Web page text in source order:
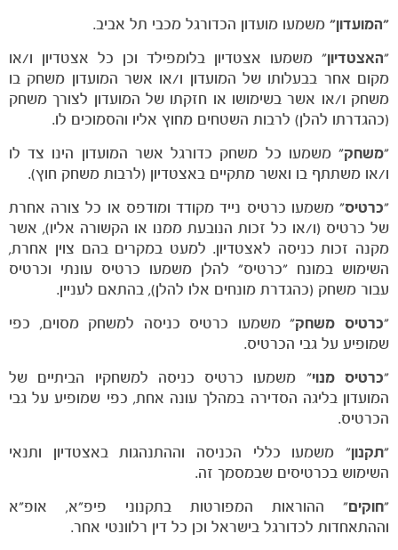
חדשות
"המועדון" משמעו מועדון הכדורגל מכבי תל אביב.
"האצטדיון" משמעו אצטדיון בלומפילד וכן כל אצטדיון ו/או
מקום אחר בבעלותו של המועדון ו/או אשר המועדון משחק בו
משחק ו/או אשר בשימושו או חזקתו של המועדון לצורך משחק
(כהגדרתו להלן) לרבות השטחים מחוץ אליו והסמוכים לו.
"משחק" משמעו כל משחק כדורגל אשר המועדון הינו צד לו
ו/או משתתף בו ואשר מתקיים באצטדיון (לרבות משחק חוץ).
"כרטיס" משמעו כרטיס נייד מקודד ומודפס או כל צורה אחרת
של כרטיס (ו/או כל זכות הנובעת ממנו או הקשורה אליו), אשר
מקנה זכות כניסה לאצטדיון. למעט במקרים בהם צוין אחרת,
השימוש במונח "כרטיס" להלן משמעו כרטיס עונתי וכרטיס
עבור משחק (כהגדרת מונחים אלו להלן), בהתאם לעניין.
"כרטיס משחק" משמעו כרטיס כניסה למשחק מסוים, כפי
שמופיע על גבי הכרטיס.
"כרטיס מנוי" משמעו כרטיס כניסה למשחקיו הביתיים של
המועדון בליגה הסדירה במהלך עונה אחת, כפי שמופיע על גבי
הכרטיס.
"תקנון" משמעו כללי הכניסה וההתנהגות באצטדיון ותנאי
השימוש בכרטיסים שבמסמך זה.
"חוקים" ההוראות המפורטות בתקנוני פיפ"א, אופ"א
וההתאחדות לכדורגל בישראל וכן כל דין רלוונטי אחר.